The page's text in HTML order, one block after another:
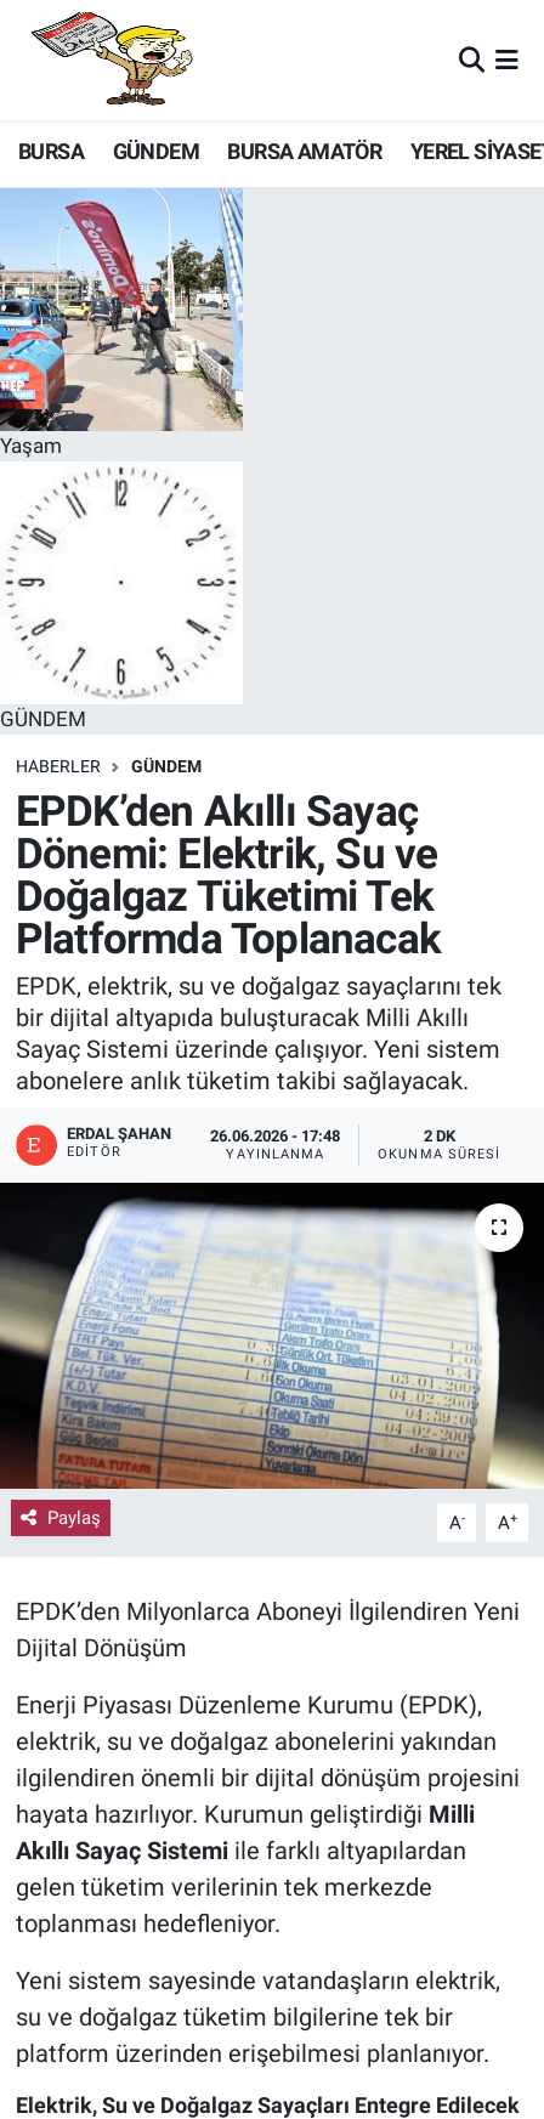
BURSA GÜNDEM BURSA AMATÖR YEREL
Yaşam
GÜNDEM
HABERLER GÜNDEM
EPDK’den Akıllı Sayaç
Dönemi: Elektrik, Su ve
Doğalgaz Tüketimi Tek
Platformda Toplanacak
EPDK, elektrik, su ve doğalgaz sayaçlarını tek
bir dijital altyapıda buluşturacak Milli Akıllı
Sayaç Sistemi üzerinde çalışıyor. Yeni sistem
abonelere anlık tüketim takibi sağlayacak.
ERDAL ŞAHAN
EDITÖR
26.06.2026 - 17:48
YAYINLANMA
2 DK
OKUNMA SÜRESI
Paylaş A- A+
EPDK’den Milyonlarca Aboneyi İlgilendiren Yeni
Dijital Dönüşüm
Enerji Piyasası Düzenleme Kurumu (EPDK),
elektrik, su ve doğalgaz abonelerini yakından
ilgilendiren önemli bir dijital dönüşüm projesini
hayata hazırlıyor. Kurumun geliştirdiği Milli
Akıllı Sayaç Sistemiile farklı altyapılardan
gelen tüketim verilerinin tek merkezde
toplanması hedefleniyor.
Yeni sistem sayesinde vatandaşların elektrik,
su ve doğalgaz tüketim bilgilerine tek bir
platform üzerinden erişebilmesi planlanıyor.
Elektrik, Su ve Doğalgaz Sayaçları Entegre Edilecek